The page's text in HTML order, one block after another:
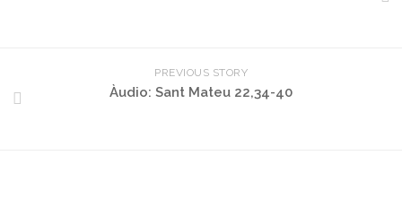
PREVIOUS STORY
Àudio: Sant Mateu 22,34-40